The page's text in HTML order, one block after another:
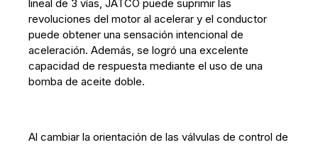
lineal de 3 vías, JATCO puede suprimir las
revoluciones del motor al acelerar y el conductor
puede obtener una sensación intencional de
aceleración. Además, se logró una excelente
capacidad de respuesta mediante el uso de una
bomba de aceite doble.
Al cambiar la orientación de las válvulas de control de